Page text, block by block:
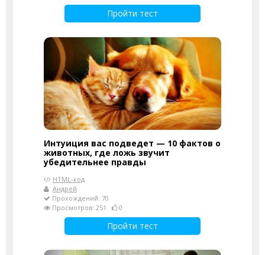
Пройти тест
Интуиция вас подведет — 10 фактов о
животных, где ложь звучит
убедительнее правды
HTML-код
Андрей
Прохождений: 70
Просмотров: 251
0
Пройти тест